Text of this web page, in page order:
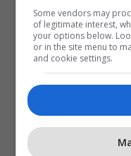
Some vendors may
of legitimate interest,
your options below.
or in the site menu to
and cookie settings.